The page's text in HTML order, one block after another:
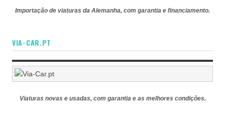
Importação de viaturas da Alemanha, com garantia e financiamento.
VIA-CAR.PT
Viaturas novas e usadas, com garantia e as melhores condições.